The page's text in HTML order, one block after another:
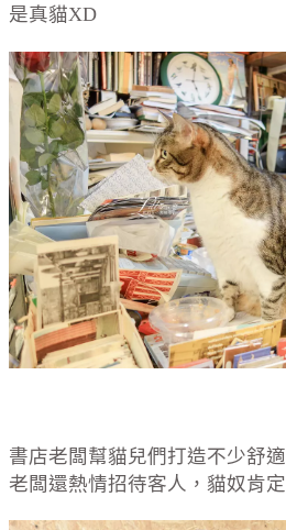
是真貓XD
書店老闆幫貓兒們打造不少舒
老闆還熱情招待客人，貓奴肯